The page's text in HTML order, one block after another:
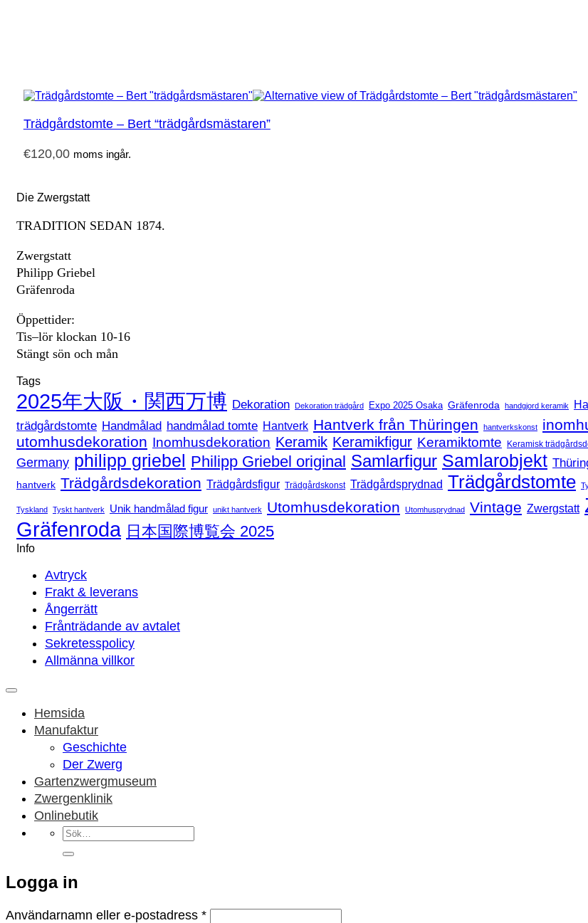
Trädgårdstomte – Bert “trädgårdsmästaren”
€120,00 moms ingår.
Die Zwergstatt
TRADITION SEDAN 1874.
Zwergstatt
Philipp Griebel
Gräfenroda
Öppettider:
Tis–lör klockan 10-16
Stängt sön och mån
Tags
2025年大阪・関西万博 Dekoration Dekoration trädgård Expo 2025 Osaka Gräfenroda handgjord keramik
trädgårdstomte Handmålad handmålad tomte Hantverk Hantverk från Thüringen hantverkskonst
utomhusdekoration Inomhusdekoration Keramik Keramikfigur Keramiktomte Keramisk
Germany philipp griebel Philipp Griebel original Samlarfigur Samlarobjekt
hantverk Trädgårdsdekoration Trädgårdsfigur Trädgårdskonst Trädgårdsprydnad Trädgårdstomte
Tyskland Tyskt hantverk Unik handmålad figur unikt hantverk Utomhusdekoration Utomhusprydnad Vintage Zwergstatt
Gräfenroda 日本国際博覧会 2025
Info
Avtryck
Frakt & leverans
Ångerrätt
Frånträdande av avtalet
Sekretesspolicy
Allmänna villkor
Hemsida
Manufaktur
Geschichte
Der Zwerg
Gartenzwergmuseum
Zwergenklinik
Onlinebutik
Sök
efter:
Logga in
Användarnamn eller e-postadress *Obligatoriskt